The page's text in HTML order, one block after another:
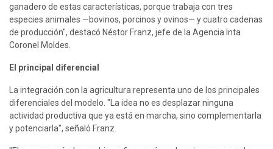
ganadero de estas características, porque trabaja con tres
especies animales —bovinos, porcinos y ovinos— y cuatro cadenas
de producción", destacó Néstor Franz, jefe de la Agencia Inta
Coronel Moldes.
El principal diferencial
La integración con la agricultura representa uno de los principales
diferenciales del modelo. "La idea no es desplazar ninguna
actividad productiva que ya está en marcha, sino complementarla
y potenciarla", señaló Franz.